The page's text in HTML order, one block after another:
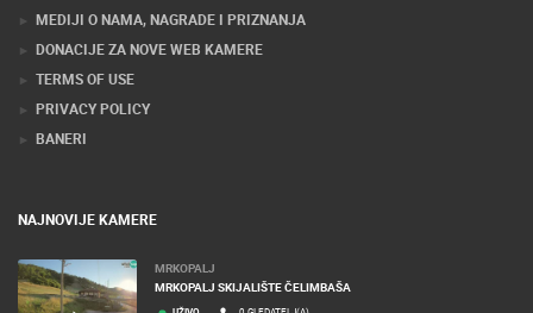
MEDIJI O NAMA, NAGRADE I PRIZNANJA
DONACIJE ZA NOVE WEB KAMERE
TERMS OF USE
PRIVACY POLICY
BANERI
NAJNOVIJE KAMERE
MRKOPALJ
MRKOPALJ SKIJALIŠTE ČELIMBAŠA